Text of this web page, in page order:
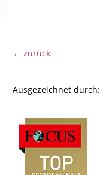
← zurück
Ausgezeichnet durch: